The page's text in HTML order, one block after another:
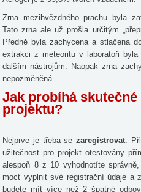
Zrna mezihvězdného prachu byla
Tato zrna ale už prošla určitým
Předně byla zachycena a stlačena
extrakci z meteoritu v laboratoři
dalším nástrojům. Naopak zrna
nepozměněná.
Jak probíhá
projektu?
Nejprve je třeba se zaregistrovat.
užitečnost pro projekt otestovány
alespoň 8 z 10 vyhodnotíte
moct vyplnit své registrační údaje a
budete mít více než 2 špatné